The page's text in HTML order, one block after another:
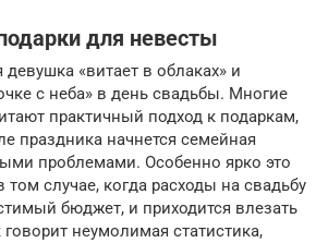
для невесты
«витает в облаках» и
с неба» в день свадьбы. Многие
практичный подход к подаркам,
праздника начнется семейная
проблемами. Особенно ярко это
том случае, когда расходы на свадьбу
бюджет, и приходится влезать
говорит неумолимая статистика,